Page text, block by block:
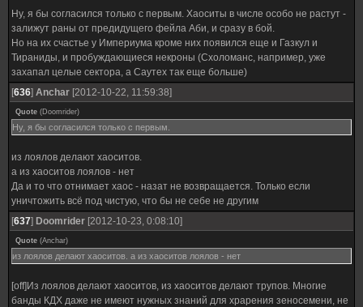
Ну, я бы согласился только с первым. Хаоситы в числе особо не растут -
залижут раны от предидущего фейла Аби, и сразу в бой.
Но на их счастье у Империума кроме них появился еще и Газкул и
Тираниды, и пробуждающиеся некроны (Схоломанс, например, уже
захапал целые сектора, а Саутех так еще больше)
[636] Anchar [2012-10-22, 11:59:38]
Quote (Doomrider)
Ну, я бы согласился только с первым.
из лоялов делают хаоситов.
а из хаоситов лоялов - нет
Да и то что отнимает хаос - назат не возвращается. Только если
уничтожить всё под чистую, что бы не себе не другим
[637] Doomrider [2012-10-23, 0:08:10]
Quote (Anchar)
из лоялов делают хаоситов. а из хаоситов лоялов - нет
[off]Из лоялов делают хаоситов, из хаоситов делают трупов. Многие
банды КДХ даже не имеют нужных знаний для храрения зеносемени, не